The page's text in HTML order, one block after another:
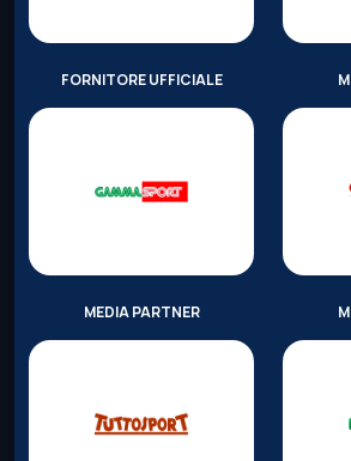
FORNITORE UFFICIALE
MEDIA PARTNER